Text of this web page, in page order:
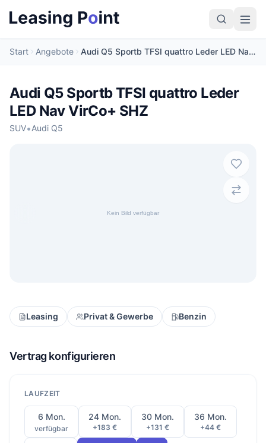
Start Angebote Audi Q5 Sportb TFSI quattro Leder LED Nav VirCo+ SHZ
Audi Q5 Sportb TFSI quattro Leder
LED Nav VirCo+ SHZ
SUV•Audi Q5
Leasing Privat & Gewerbe Benzin
Vertrag konfigurieren
LAUFZEIT
6 Mon.
verfügbar
24 Mon.
+183 €
30 Mon.
+131 €
36 Mon.
+44 €